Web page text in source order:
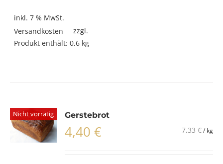
inkl. 7 % MwSt.
zzgl.
Versandkosten
Produkt enthält: 0,6 kg
Nicht vorrätig Gerstebrot
4,40€ 7,33 €/ kg